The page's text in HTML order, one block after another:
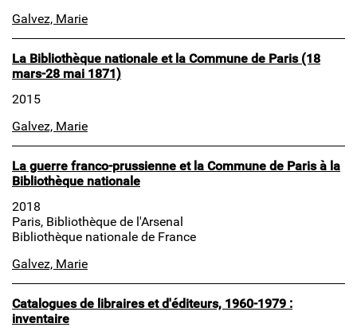
Galvez, Marie
La Bibliothèque nationale et la Commune de Paris (18
mars-28 mai 1871)
2015
Galvez, Marie
La guerre franco-prussienne et la Commune de Paris à la
Bibliothèque nationale
2018
Paris, Bibliothèque de l'Arsenal
Bibliothèque nationale de France
Galvez, Marie
Catalogues de libraires et d'éditeurs, 1960-1979 :
inventaire